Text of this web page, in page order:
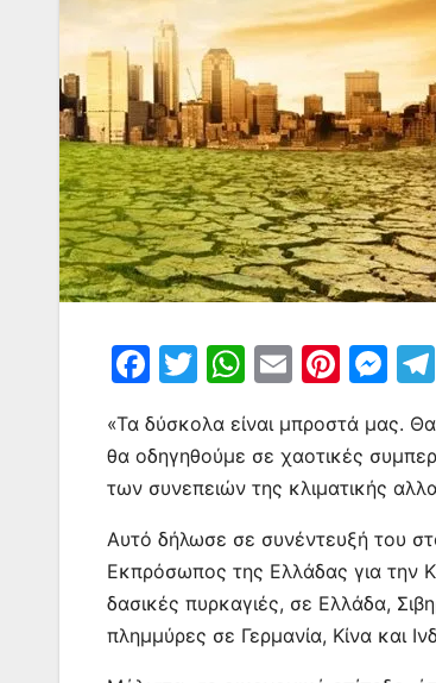
F
c
e
o
o
k
T
itt
er
W
at
s
p
p
E
ai
l
Pi
er
e
M
s
s
n
g
er
«Τα δύσκολα είναι μπροστά μας.
θα οδηγηθούμε σε χαοτικές
των συνεπειών της κλιματικής
Αυτό δήλωσε σε συνέντευξή του
Εκπρόσωπος της Ελλάδας για την
δασικές πυρκαγιές, σε Ελλάδα,
πλημμύρες σε Γερμανία, Κίνα και